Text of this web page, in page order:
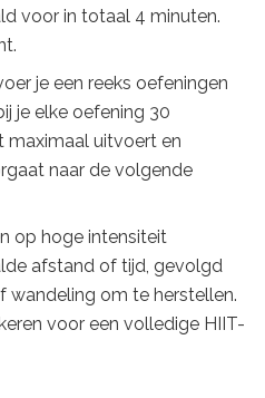
voor in totaal 4 minuten.
je een reeks oefeningen
je elke oefening 30
maximaal uitvoert en
naar de volgende
op hoge intensiteit
afstand of tijd, gevolgd
wandeling om te herstellen.
voor een volledige HIIT-